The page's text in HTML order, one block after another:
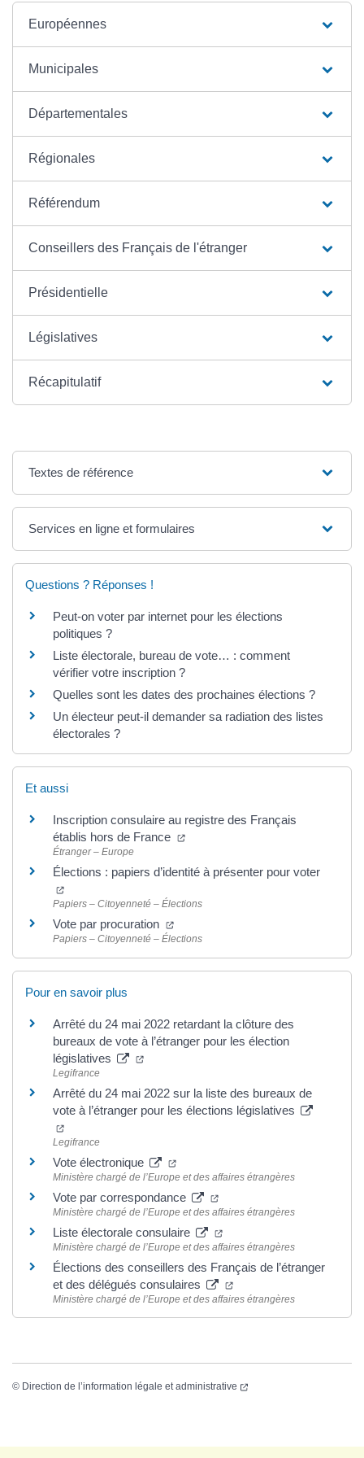
Européennes
Municipales
Départementales
Régionales
Référendum
Conseillers des Français de l'étranger
Présidentielle
Législatives
Récapitulatif
Textes de référence
Services en ligne et formulaires
Questions ? Réponses !
Peut-on voter par internet pour les élections
politiques ?
Liste électorale, bureau de vote… : comment
vérifier votre inscription ?
Quelles sont les dates des prochaines élections ?
Un électeur peut-il demander sa radiation des listes
électorales ?
Et aussi
Inscription consulaire au registre des Français
établis hors de France
Étranger – Europe
Élections : papiers d’identité à présenter pour voter
Papiers – Citoyenneté – Élections
Vote par procuration
Papiers – Citoyenneté – Élections
Pour en savoir plus
Arrêté du 24 mai 2022 retardant la clôture des
bureaux de vote à l’étranger pour les élection
législatives
Legifrance
Arrêté du 24 mai 2022 sur la liste des bureaux de
vote à l’étranger pour les élections législatives
Legifrance
Vote électronique
Ministère chargé de l’Europe et des affaires étrangères
Vote par correspondance
Ministère chargé de l’Europe et des affaires étrangères
Liste électorale consulaire
Ministère chargé de l’Europe et des affaires étrangères
Élections des conseillers des Français de l’étranger
et des délégués consulaires
Ministère chargé de l’Europe et des affaires étrangères
© Direction de l’information légale et administrative